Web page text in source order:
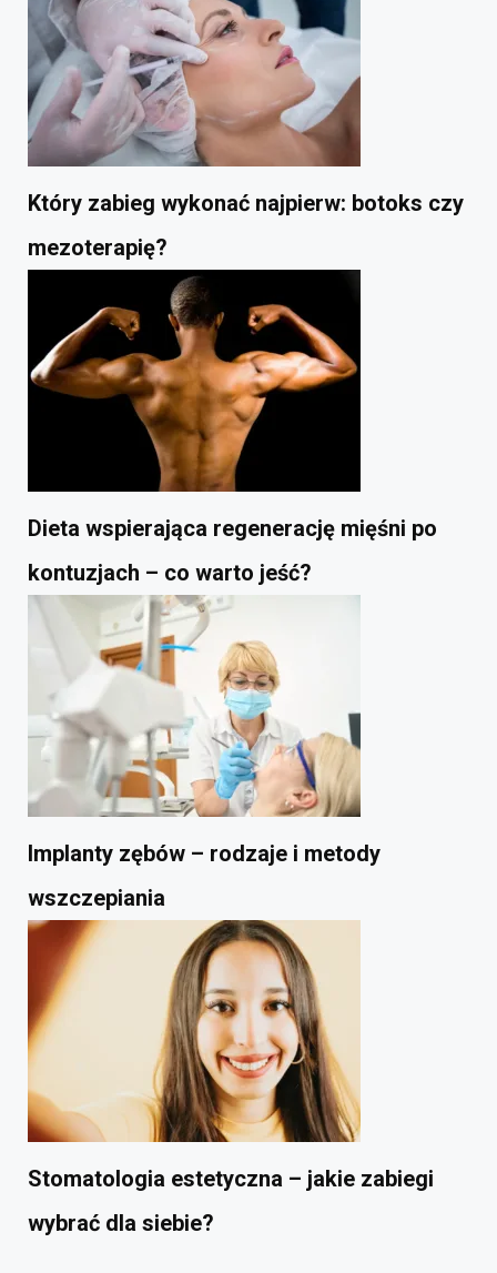
Który zabieg wykonać najpierw: botoks czy
mezoterapię?
Dieta wspierająca regenerację mięśni po
kontuzjach – co warto jeść?
Implanty zębów – rodzaje i metody
wszczepiania
Stomatologia estetyczna – jakie zabiegi
wybrać dla siebie?